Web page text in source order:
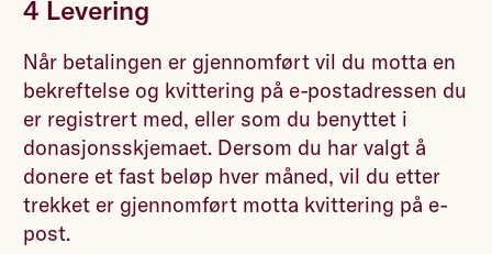
4 Levering
Når betalingen er gjennomført vil du motta en
bekreftelse og kvittering på e-postadressen du
er registrert med, eller som du benyttet i
donasjonsskjemaet. Dersom du har valgt å
donere et fast beløp hver måned, vil du etter
trekket er gjennomført motta kvittering på e-
post.